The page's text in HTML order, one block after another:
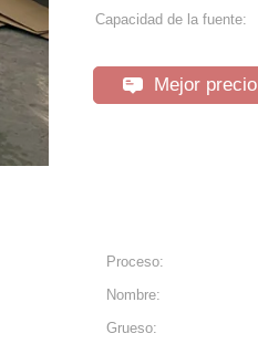
Capacidad de la fuente:
Mejor precio
Proceso:
Nombre:
Grueso: